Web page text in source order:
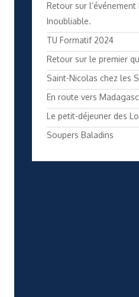
Retour sur
Inoubliable.
TU Formatif 2024
Retour sur le premier
Saint-Nicolas chez les
En route vers
Le petit-déjeuner des
Soupers Baladins